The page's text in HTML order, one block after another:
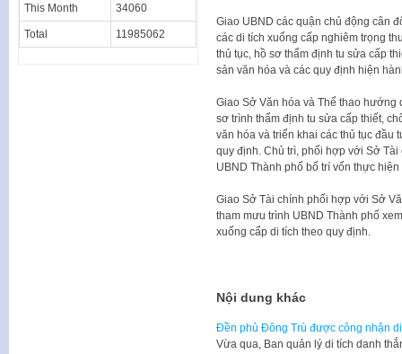
Giao UBND các quận chủ động cân
các di tích xuống cấp nghiêm trọng
thủ tục, hồ sơ thẩm định tu sửa cấp
sản văn hóa và các quy định hiện
Giao Sở Văn hóa và Thể thao hướng
sơ trình thẩm định tu sửa cấp thiết,
văn hóa và triển khai các thủ tục đầu
quy định. Chủ trì, phối hợp với Sở
UBND Thành phố bố trí vốn thực
Giao Sở Tài chính phối hợp với Sở
tham mưu trình UBND Thành phố
xuống cấp di tích theo quy định.
Nội dung khác
Đền phủ Đông Trù được công nhận
Vừa qua, Ban quản lý di tích danh
This Month 34060
Total 11985062